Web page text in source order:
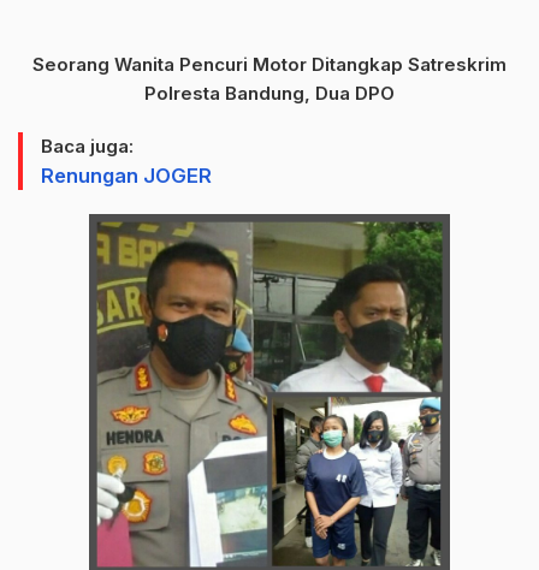
Seorang Wanita Pencuri Motor Ditangkap Satreskrim
Polresta Bandung, Dua DPO
Baca juga:
Renungan JOGER